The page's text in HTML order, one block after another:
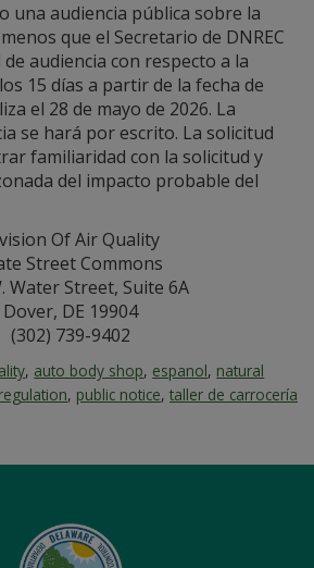
una audiencia pública sobre la
que el Secretario de DNREC
audiencia con respecto a la
15 días a partir de la fecha de
el 28 de mayo de 2026. La
se hará por escrito. La solicitud
familiaridad con la solicitud y
del impacto probable del
Of Air Quality
Street Commons
Water Street, Suite 6A
Dover, DE 19904
(302) 739-9402
, auto body shop, espanol, natural
, public notice, taller de carrocería